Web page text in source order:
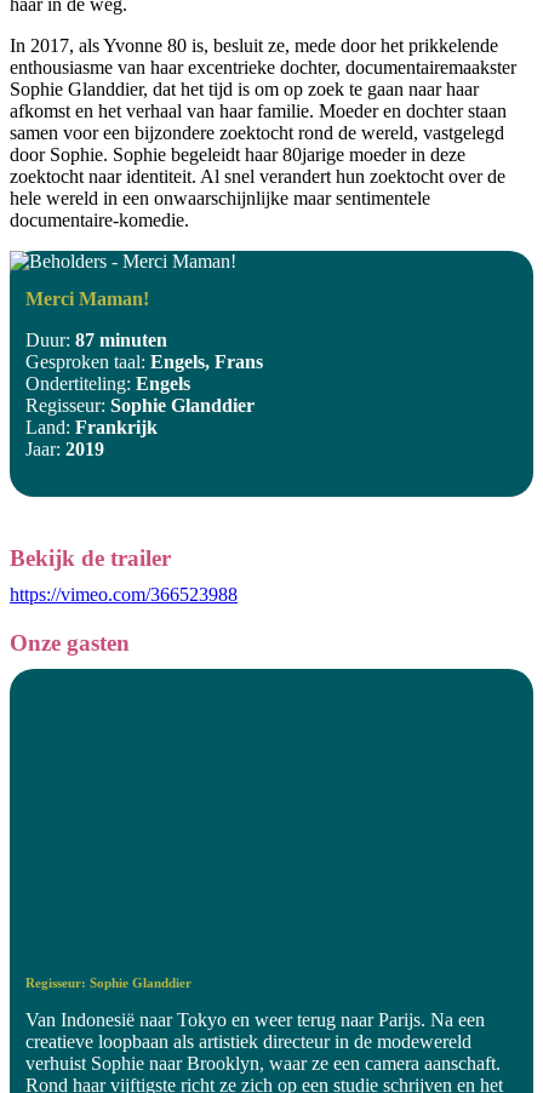
In 2017, als Yvonne 80 is, besluit ze, mede door het prikkelende
enthousiasme van haar excentrieke dochter, documentairemaakster
Sophie Glanddier, dat het tijd is om op zoek te gaan naar haar
afkomst en het verhaal van haar familie. Moeder en dochter staan
samen voor een bijzondere zoektocht rond de wereld, vastgelegd
door Sophie. Sophie begeleidt haar 80jarige moeder in deze
zoektocht naar identiteit. Al snel verandert hun zoektocht over de
hele wereld in een onwaarschijnlijke maar sentimentele
documentaire-komedie.
Merci Maman!
Duur:87 minuten
Gesproken taal:Engels, Frans
Ondertiteling:Engels
Regisseur:Sophie Glanddier
Land:Frankrijk
Jaar:2019
Bekijk de trailer
https://vimeo.com/366523988
Onze gasten
Regisseur: Sophie Glanddier
Van Indonesië naar Tokyo en weer terug naar Parijs. Na een
creatieve loopbaan als artistiek directeur in de modewereld
verhuist Sophie naar Brooklyn, waar ze een camera aanschaft.
Rond haar vijftigste richt ze zich op een studie schrijven en het